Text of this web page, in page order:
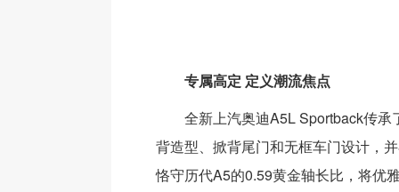
专属高定 定义潮流焦点
全新上汽奥迪A5L Sportback传承
背造型、掀背尾门和无框车门设计，
恪守历代A5的0.59黄金轴长比，将优